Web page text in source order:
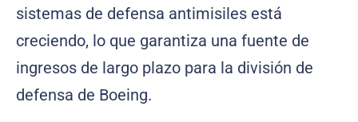
sistemas de defensa antimisiles está
creciendo, lo que garantiza una fuente de
ingresos de largo plazo para la división de
defensa de Boeing.